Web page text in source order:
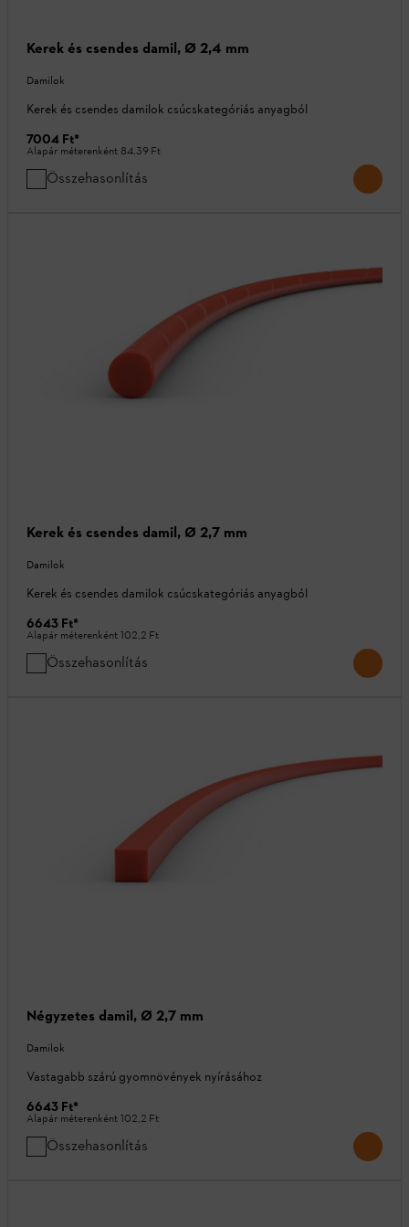
Kerek és csendes damil, Ø 2,4 mm
Damilok
Kerek és csendes damilok csúcskategóriás anyagból
7004 Ft*
Alapár méterenként 84,39 Ft
Összehasonlítás
Kerek és csendes damil, Ø 2,7 mm
Damilok
Kerek és csendes damilok csúcskategóriás anyagból
6643 Ft*
Alapár méterenként102,2 Ft
Összehasonlítás
Négyzetes damil, Ø 2,7 mm
Damilok
Vastagabb szárú gyomnövények nyírásához
6643 Ft*
Alapár méterenként102,2 Ft
Összehasonlítás